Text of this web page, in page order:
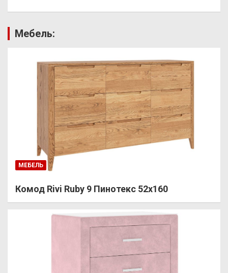
Мебель:
МЕБЕЛЬ
Комод Rivi Ruby 9 Пинотекс 52х160